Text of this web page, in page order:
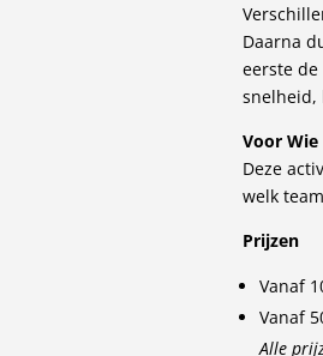
Daarna
eerste
snelheid,
Voor
Deze
welk
Prijzen
Vanaf
Vanaf
Alle